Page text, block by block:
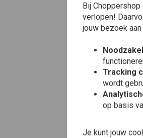
Bij
verlopen!
jouw bezoek
Tracking
wordt
op basis
Je kunt jouw